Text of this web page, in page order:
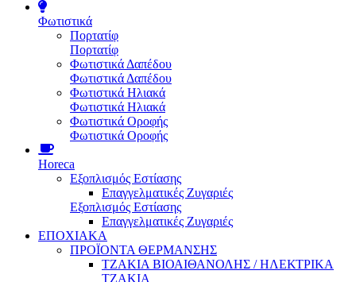
Φωτιστικά
Πορτατίφ
Πορτατίφ
Φωτιστικά Δαπέδου
Φωτιστικά Δαπέδου
Φωτιστικά Ηλιακά
Φωτιστικά Ηλιακά
Φωτιστικά Οροφής
Φωτιστικά Οροφής
Horeca
Εξοπλισμός Εστίασης
Επαγγελματικές Ζυγαριές
Εξοπλισμός Εστίασης
Επαγγελματικές Ζυγαριές
ΕΠΟΧΙΑΚΑ
ΠΡΟΪΟΝΤΑ ΘΕΡΜΑΝΣΗΣ
ΤΖΑΚΙΑ ΒΙΟΑΙΘΑΝΟΛΗΣ / ΗΛΕΚΤΡΙΚΑ
ΤΖΑΚΙΑ